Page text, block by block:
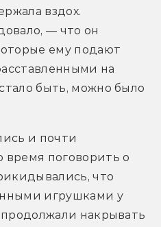
вздох.
— что он
ему подают
на
быть, можно было
и почти
время поговорить о
что
игрушками у
накрывать